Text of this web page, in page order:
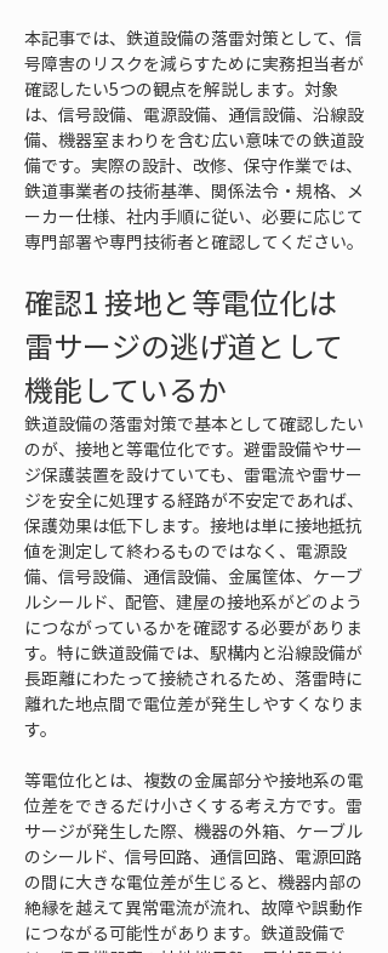
本記事では、鉄道設備の落雷対策として、信
号障害のリスクを減らすために実務担当者が
確認したい5つの観点を解説します。対象
は、信号設備、電源設備、通信設備、沿線設
備、機器室まわりを含む広い意味での鉄道設
備です。実際の設計、改修、保守作業では、
鉄道事業者の技術基準、関係法令・規格、メ
ーカー仕様、社内手順に従い、必要に応じて
専門部署や専門技術者と確認してください。
確認1 接地と等電位化は
雷サージの逃げ道として
機能しているか
鉄道設備の落雷対策で基本として確認したい
のが、接地と等電位化です。避雷設備やサー
ジ保護装置を設けていても、雷電流や雷サー
ジを安全に処理する経路が不安定であれば、
保護効果は低下します。接地は単に接地抵抗
値を測定して終わるものではなく、電源設
備、信号設備、通信設備、金属筐体、ケーブ
ルシールド、配管、建屋の接地系がどのよう
につながっているかを確認する必要がありま
す。特に鉄道設備では、駅構内と沿線設備が
長距離にわたって接続されるため、落雷時に
離れた地点間で電位差が発生しやすくなりま
す。
等電位化とは、複数の金属部分や接地系の電
位差をできるだけ小さくする考え方です。雷
サージが発生した際、機器の外箱、ケーブル
のシールド、信号回路、通信回路、電源回路
の間に大きな電位差が生じると、機器内部の
絶縁を越えて異常電流が流れ、故障や誤動作
につながる可能性があります。鉄道設備で